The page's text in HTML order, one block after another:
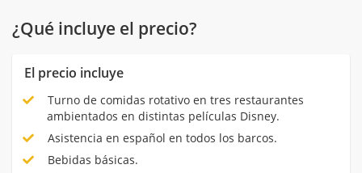
¿Qué incluye el precio?
El precio incluye
Turno de comidas rotativo en tres restaurantes
ambientados en distintas películas Disney.
Asistencia en español en todos los barcos.
Bebidas básicas.